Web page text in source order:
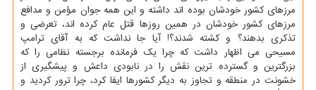
مرزهای کشور خودشان بوده اند داشته و این همه جوان مؤمن و مدافع
مرزهای کشور خودشان در همین روزها قتل عام کرده اند، تعرضی و
تذکری بدهند؟ و کشته شدند؟! آیا جا نداشت که به آقای ترامپ
مسیحی می اظهار داشت که چرا یک فرمانده برجسته نظامی را که
بزرگترین و گسترده ترین نقش را در نابودی داعش و پیشگیری از
خشونت در منطقه و تجاوز به دیگر کشورها ایفا کرد، چرا ترور کردید و